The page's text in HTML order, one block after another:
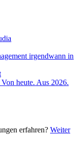
irgendwann in
heute. Aus 2026.
erfahren? Weiter